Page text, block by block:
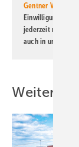
Gentner Verlag
Einwilligung kann
jederzeit möglich.
auch in unserer
Weitere